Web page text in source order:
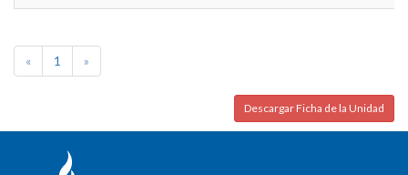
« 1 »
Descargar Ficha de la Unidad